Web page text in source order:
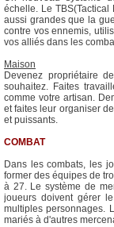
échelle. Le
aussi grandes que la
contre vos ennemis,
vos alliés dans les
Maison
Devenez propriétaire
souhaitez. Faites
comme votre artisan.
et faites leur organiser
et puissants.
COMBAT
Dans les combats, les
former des équipes de
à 27. Le système de
joueurs doivent gérer
multiples personnages.
mariés à d'autres